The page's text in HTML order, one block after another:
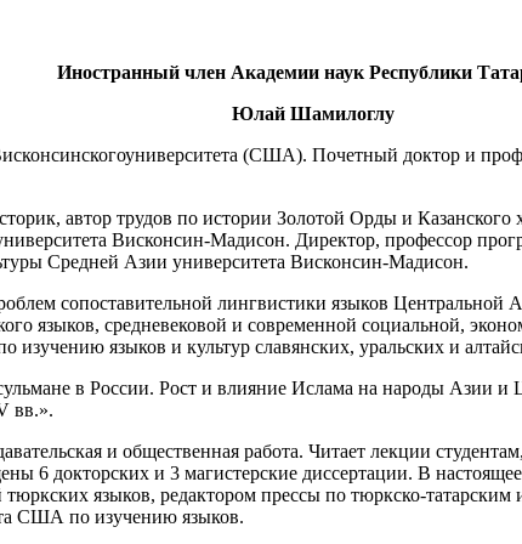
Иностранный член Академии наук Республики
Юлай Шамилоглу
(США). Почетный доктор и
автор трудов по истории Золотой Орды и Казанского
Висконсин-Мадисон. Директор, профессор
Средней Азии университета Висконсин-Мадисон.
сопоставительной лингвистики языков Центральной
языков, средневековой и современной социальной,
изучению языков и культур славянских, уральских и
в России. Рост и влияние Ислама на народы Азии
вв.».
и общественная работа. Читает лекции
6 докторских и 3 магистерские диссертации. В
языков, редактором прессы по тюркско-
США по изучению языков.